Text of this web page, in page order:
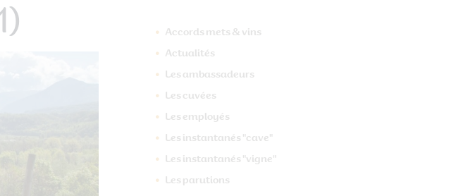
...
Accords mets & vins
Actualités
Les ambassadeurs
Les cuvées
Les employés
Les instantanés "cave"
Les instantanés "vigne"
Les parutions